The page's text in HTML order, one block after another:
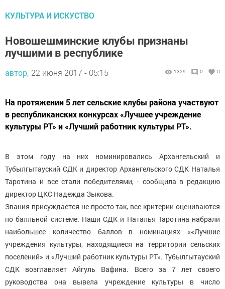
КУЛЬТУРА И ИСКУСТВО
Новошешминские клубы признаны
лучшими в республике
автор, 22 июня 2017 - 05:15 1329 0 0
На протяжении 5 лет сельские клубы района участвуют
в республиканских конкурсах «Лучшее учреждение
культуры РТ» и «Лучший работник культуры РТ».
В этом году на них номинировались Архангельский и
Тубылгытауский СДК и директор Архангельского СДК Наталья
Таротина и все стали победителями, - сообщила в редакцию
директор ЦКС Надежда Зыкова.
Звания присуждается не просто так, все критерии оцениваются
по балльной системе. Наши СДК и Наталья Таротина набрали
наибольшее количество баллов в номинациях ««Лучшие
учреждения культуры, находящиеся на территории сельских
поселений» и «Лучший работник культуры РТ». Тубылгытауский
СДК возглавляет Айгуль Вафина. Всего за 7 лет своего
руководства она вывела учреждение культуры в число